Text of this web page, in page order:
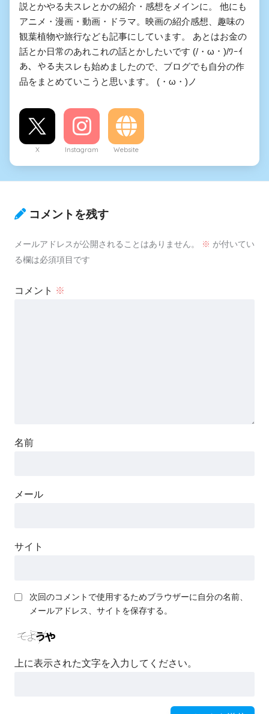
説とかやる夫スレとかの紹介・感想をメインに。 他にも
アニメ・漫画・動画・ドラマ。映画の紹介感想、趣味の
観葉植物や旅行なども記事にしています。 あとはお金の
話とか日常のあれこれの話とかしたいです (/・ω・)/ﾜｰｲ
あ、やる夫スレも始めましたので、ブログでも自分の作
品をまとめていこうと思います。 (・ω・)ノ
X Instagram Website
コメントを残す
メールアドレスが公開されることはありません。 ※ が付いてい
る欄は必須項目です
コメント ※
名前
メール
サイト
次回のコメントで使用するためブラウザーに自分の名前、
メールアドレス、サイトを保存する。
上に表示された文字を入力してください。